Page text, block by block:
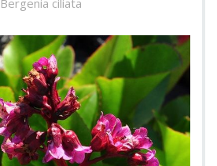
Bergenia ciliata